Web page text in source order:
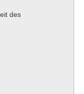
des